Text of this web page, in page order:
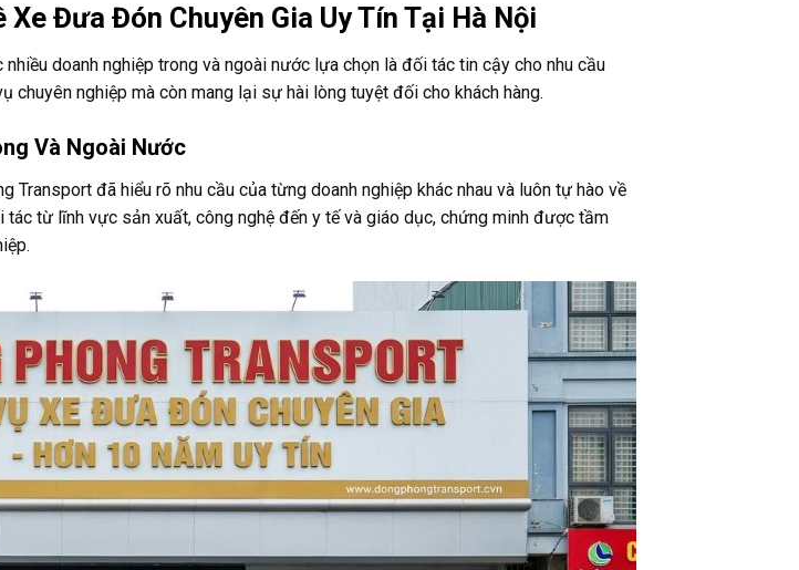
Đưa Đón Chuyên Gia Uy Tín Tại Hà Nội
doanh nghiệp trong và ngoài nước lựa chọn là đối tác tin cậy cho nhu cầu
chuyên nghiệp mà còn mang lại sự hài lòng tuyệt đối cho khách hàng.
Và Ngoài Nước
đã hiểu rõ nhu cầu của từng doanh nghiệp khác nhau và luôn tự hào về
từ lĩnh vực sản xuất, công nghệ đến y tế và giáo dục, chứng minh được tầm